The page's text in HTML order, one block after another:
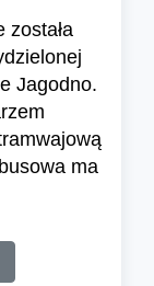
została
Jagodno.
ma